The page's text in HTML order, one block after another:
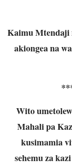
Kaimu Mtendaji
akiongea na
Wito
Mahali pa
kusimamia
sehemu za